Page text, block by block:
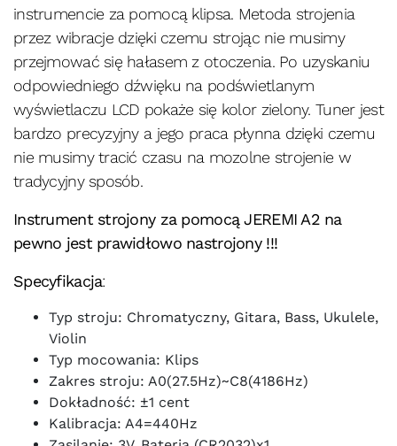
instrumencie za pomocą klipsa. Metoda strojenia
przez wibracje dzięki czemu strojąc nie musimy
przejmować się hałasem z otoczenia. Po uzyskaniu
odpowiedniego dźwięku na podświetlanym
wyświetlaczu LCD pokaże się kolor zielony. Tuner jest
bardzo precyzyjny a jego praca płynna dzięki czemu
nie musimy tracić czasu na mozolne strojenie w
tradycyjny sposób.
Instrument strojony za pomocą JEREMI A2 na
pewno jest prawidłowo nastrojony !!!
Specyfikacja:
Typ stroju: Chromatyczny, Gitara, Bass, Ukulele,
Violin
Typ mocowania: Klips
Zakres stroju: A0(27.5Hz)~C8(4186Hz)
Dokładność: ±1 cent
Kalibracja: A4=440Hz